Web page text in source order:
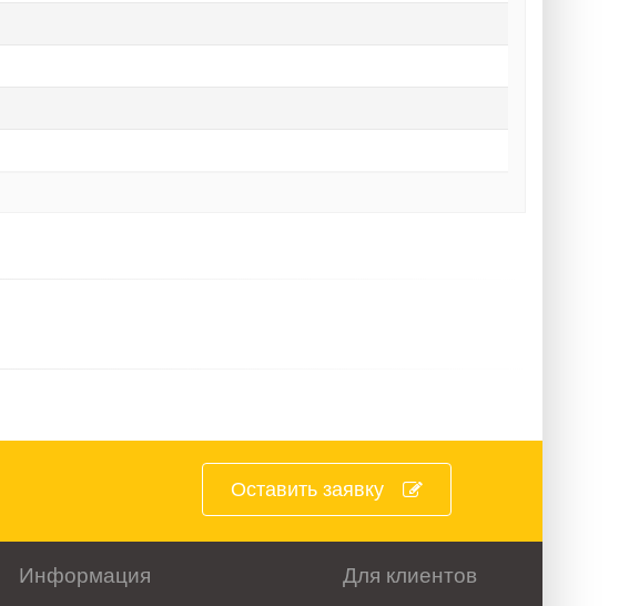
Оставить заявку
Информация Для клиентов